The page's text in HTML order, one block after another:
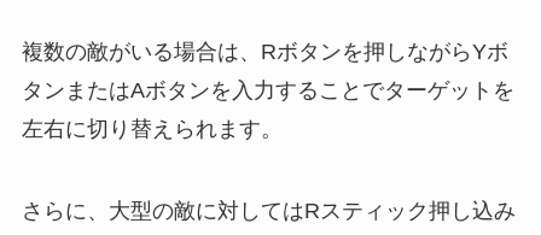
複数の敵がいる場合は、Rボタンを押しながらYボ
タンまたはAボタンを入力することでターゲットを
左右に切り替えられます。
さらに、大型の敵に対してはRスティック押し込み